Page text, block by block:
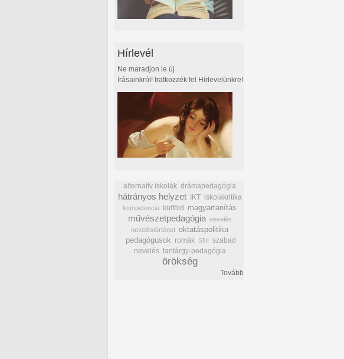
Hírlevél
Ne maradjon le új
írásainkról! Iratkozzék fel Hírlevelünkre!
alternatív iskolák drámapedagógia
hátrányos helyzet IKT iskolakritika
kompetencia külföld magyartanítás
művészetpedagógia
nevelés
neveléstörténet oktatáspolitika
pedagógusok romák SNI szabad
nevelés tantárgy-pedagógia
örökség
Tovább